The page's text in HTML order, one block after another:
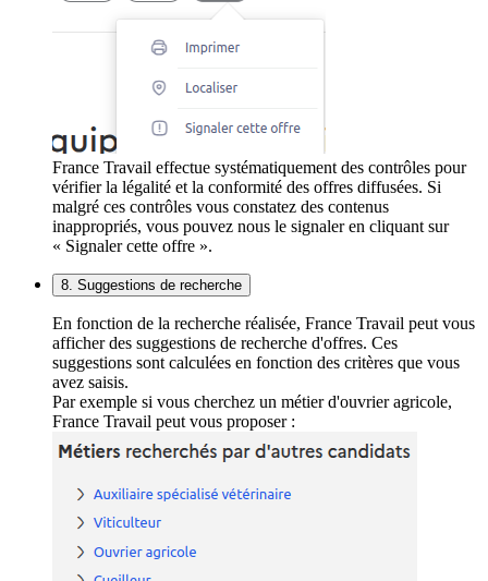
France Travail effectue systématiquement des contrôles pour
vérifier la légalité et la conformité des offres diffusées. Si
malgré ces contrôles vous constatez des contenus
inappropriés, vous pouvez nous le signaler en cliquant sur
« Signaler cette offre ».
8. Suggestions de recherche
En fonction de la recherche réalisée, France Travail peut vous
afficher des suggestions de recherche d'offres. Ces
suggestions sont calculées en fonction des critères que vous
avez saisis.
Par exemple si vous cherchez un métier d'ouvrier agricole,
France Travail peut vous proposer :